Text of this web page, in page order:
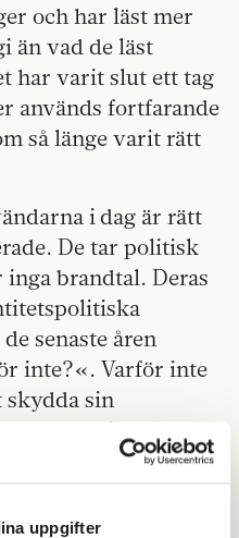
uppgifter
och har läst mer
än vad de läst
har varit slut ett tag
används fortfarande
så länge varit rätt
i dag är rätt
De tar politisk
brandtal. Deras
senaste åren
inte?«. Varför inte
skydda sin
mig en
som kan
Varför riskera att
och knip näbb.